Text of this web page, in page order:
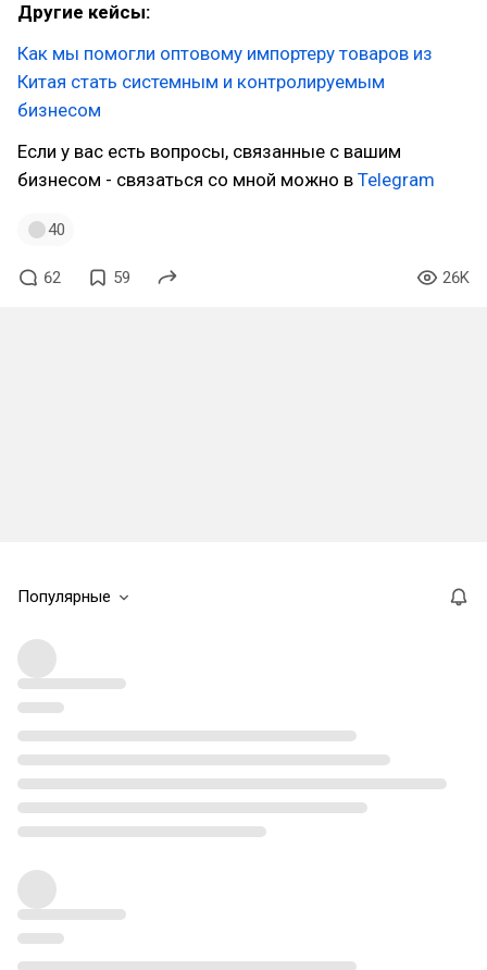
Другие кейсы:
Как мы помогли оптовому импортеру товаров из
Китая стать системным и контролируемым
бизнесом
Если у вас есть вопросы, связанные с вашим
бизнесом - связаться со мной можно в Telegram
40
62 59 26K
Популярные